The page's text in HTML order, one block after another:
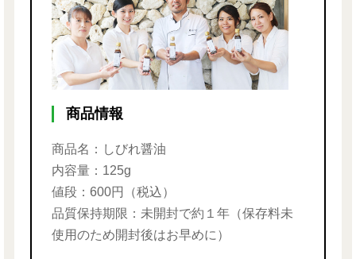
商品情報
商品名：しびれ醤油
内容量：125g
値段：600円（税込）
品質保持期限：未開封で約１年（保存料未
使用のため開封後はお早めに）